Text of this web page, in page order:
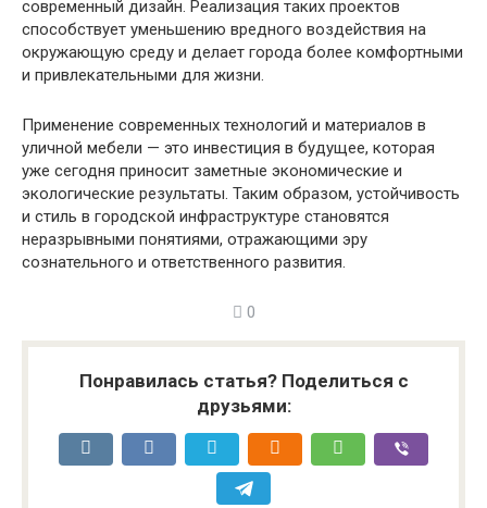
современный дизайн. Реализация таких проектов
способствует уменьшению вредного воздействия на
окружающую среду и делает города более комфортными
и привлекательными для жизни.
Применение современных технологий и материалов в
уличной мебели — это инвестиция в будущее, которая
уже сегодня приносит заметные экономические и
экологические результаты. Таким образом, устойчивость
и стиль в городской инфраструктуре становятся
неразрывными понятиями, отражающими эру
сознательного и ответственного развития.
0
Понравилась статья? Поделиться с
друзьями: